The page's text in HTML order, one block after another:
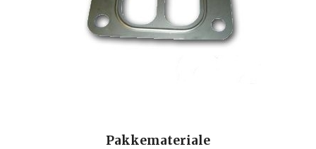
Pakkemateriale